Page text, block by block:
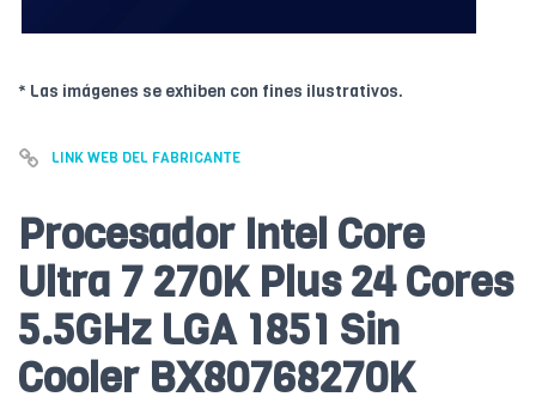
* Las imágenes se exhiben con fines ilustrativos.
LINK WEB DEL FABRICANTE
Procesador Intel Core
Ultra 7 270K Plus 24 Cores
5.5GHz LGA 1851 Sin
Cooler BX80768270K